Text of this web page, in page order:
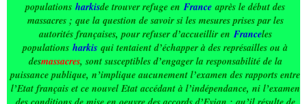
populations harkisde trouver refuge en France après le début des
massacres ; que la question de savoir si les mesures prises par les
autorités françaises, pour refuser d’accueillir en Franceles
populations harkis qui tentaient d’échapper à des représailles ou à
desmassacres, sont susceptibles d’engager la responsabilité de la
puissance publique, n’implique aucunement l’examen des rapports entre
l’Etat français et ce nouvel Etat accédant à l’indépendance, ni l’examen